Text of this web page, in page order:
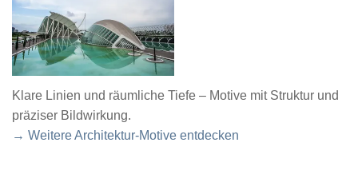
Klare Linien und räumliche Tiefe – Motive mit Struktur und
präziser Bildwirkung.
→ Weitere Architektur-Motive entdecken